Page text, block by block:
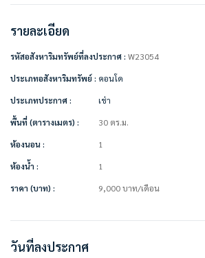
• แอร์
• ตู้เย็น
• เตียง + ที่นอน
• ตู้เสื้อผ้าขนาด 4 ประตู
• ชั้นวางทีวี
• โซฟา
• โต๊ะทานข้าว + เก้าอี้
• โต๊ะเครื่องแป้งเป็นโต๊ะเขียนหนังสือในตัว
• ตู้ใส่รองเท้า
• เตาไฟฟ้า
• เครื่องซักผ้า
คุณปลา 0 6 1- 0 1 9 6 3 7 6
คุณภัทร 0 9 3 – 5 4 6 2 9 7 9
รายละเอียด
รหัสอสังหาริมทรัพย์ที่ลงประกาศ : W23054
ประเภทอสังหาริมทรัพย์ : คอนโด
ประเภทประกาศ :
เช่า
พื้นที่ (ตารางเมตร) :
30 ตร.ม.
ห้องนอน :
1
ห้องน้ำ :
1
ราคา (บาท) :
9,000บาท/เดือน
วันที่ลงประกาศ